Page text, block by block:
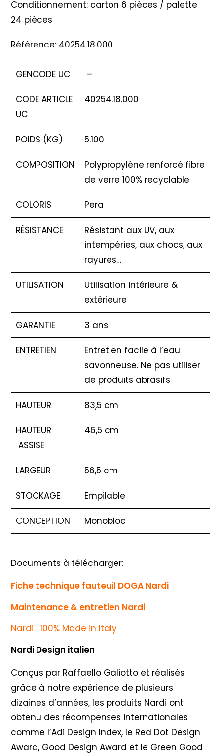
Conditionnement: carton 6 pièces / palette
24 pièces
Référence: 40254.18.000
GENCODE UC –
CODE ARTICLE
UC
40254.18.000
POIDS (KG) 5.100
COMPOSITION
Polypropylène renforcé fibre
de verre 100% recyclable
COLORIS Pera
RÉSISTANCE
Résistant aux UV, aux
intempéries, aux chocs, aux
rayures…
UTILISATION
Utilisation intérieure &
extérieure
GARANTIE 3 ans
ENTRETIEN
Entretien facile à l’eau
savonneuse. Ne pas utiliser
de produits abrasifs
HAUTEUR 83,5 cm
HAUTEUR
ASSISE
46,5 cm
LARGEUR 56,5 cm
STOCKAGE Empilable
CONCEPTION Monobloc
Documents à télécharger:
Fiche technique fauteuil DOGA Nardi
Maintenance & entretien Nardi
Nardi : 100% Made in Italy
Nardi Design italien
Conçus par Raffaello Galiotto et réalisés
grâce à notre expérience de plusieurs
dizaines d’années, les produits Nardi ont
obtenu des récompenses internationales
comme l’Adi Design Index, le Red Dot Design
Award, Good Design Award et le Green Good